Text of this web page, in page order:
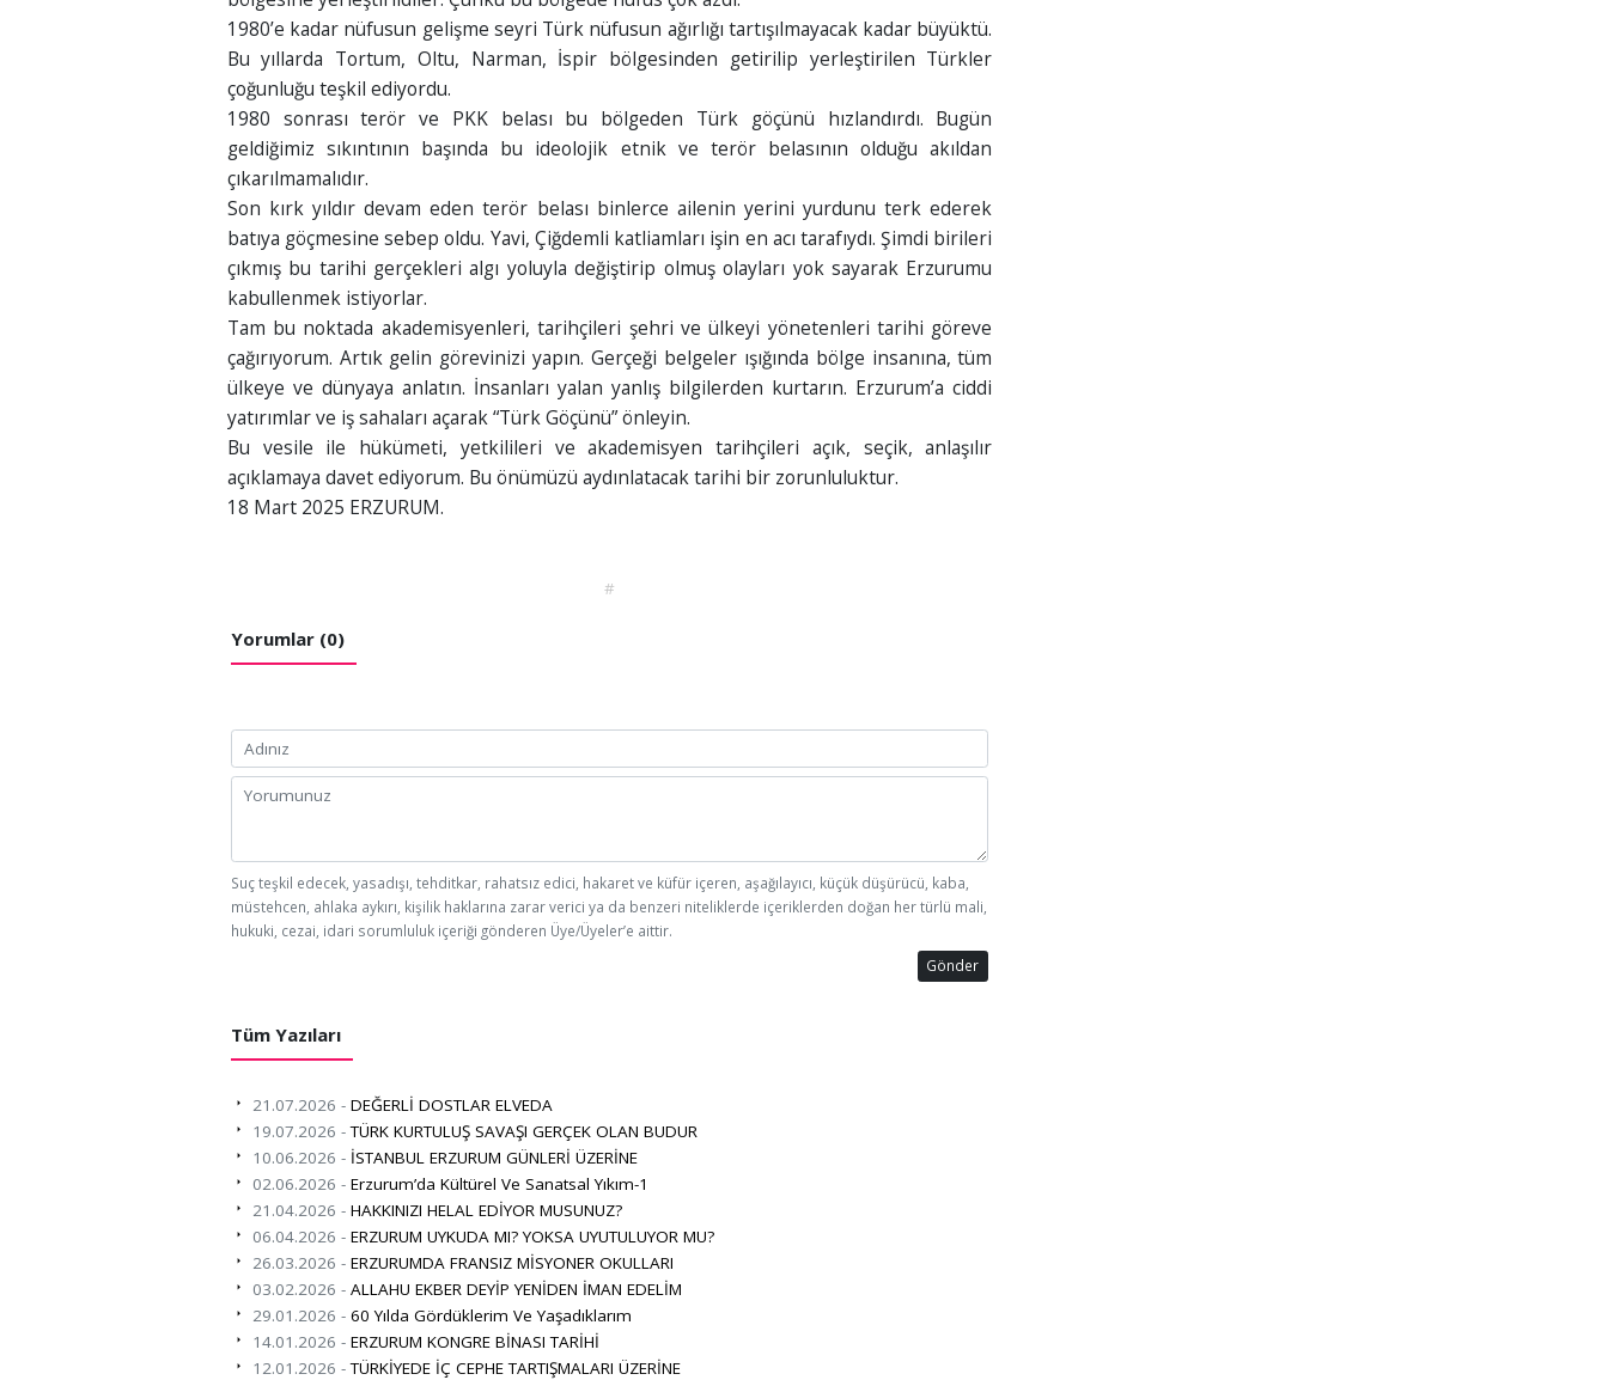
1980’e kadar nüfusun gelişme seyri Türk nüfusun ağırlığı tartışılmayacak kadar büyüktü.
Bu yıllarda Tortum, Oltu, Narman, İspir bölgesinden getirilip yerleştirilen Türkler
çoğunluğu teşkil ediyordu.
1980 sonrası terör ve PKK belası bu bölgeden Türk göçünü hızlandırdı. Bugün
geldiğimiz sıkıntının başında bu ideolojik etnik ve terör belasının olduğu akıldan
çıkarılmamalıdır.
Son kırk yıldır devam eden terör belası binlerce ailenin yerini yurdunu terk ederek
batıya göçmesine sebep oldu. Yavi, Çiğdemli katliamları işin en acı tarafıydı. Şimdi birileri
çıkmış bu tarihi gerçekleri algı yoluyla değiştirip olmuş olayları yok sayarak Erzurumu
kabullenmek istiyorlar.
Tam bu noktada akademisyenleri, tarihçileri şehri ve ülkeyi yönetenleri tarihi göreve
çağırıyorum. Artık gelin görevinizi yapın. Gerçeği belgeler ışığında bölge insanına, tüm
ülkeye ve dünyaya anlatın. İnsanları yalan yanlış bilgilerden kurtarın. Erzurum’a ciddi
yatırımlar ve iş sahaları açarak “Türk Göçünü” önleyin.
Bu vesile ile hükümeti, yetkilileri ve akademisyen tarihçileri açık, seçik, anlaşılır
açıklamaya davet ediyorum. Bu önümüzü aydınlatacak tarihi bir zorunluluktur.
18 Mart 2025 ERZURUM.
#
Yorumlar (0)
Suç teşkil edecek, yasadışı, tehditkar, rahatsız edici, hakaret ve küfür içeren, aşağılayıcı, küçük düşürücü, kaba,
müstehcen, ahlaka aykırı, kişilik haklarına zarar verici ya da benzeri niteliklerde içeriklerden doğan her türlü mali,
hukuki, cezai, idari sorumluluk içeriği gönderen Üye/Üyeler’e aittir.
Gönder
Tüm Yazıları
21.07.2026 - DEĞERLİ DOSTLAR ELVEDA
19.07.2026 -TÜRK KURTULUŞ SAVAŞI GERÇEK OLAN BUDUR
10.06.2026 - İSTANBUL ERZURUM GÜNLERİ ÜZERİNE
02.06.2026 - Erzurum’da Kültürel Ve Sanatsal Yıkım-1
21.04.2026 - HAKKINIZI HELAL EDİYOR MUSUNUZ?
06.04.2026 - ERZURUM UYKUDA MI? YOKSA UYUTULUYOR MU?
26.03.2026 - ERZURUMDA FRANSIZ MİSYONER OKULLARI
03.02.2026 - ALLAHU EKBER DEYİP YENİDEN İMAN EDELİM
29.01.2026 - 60 Yılda Gördüklerim Ve Yaşadıklarım
14.01.2026 - ERZURUM KONGRE BİNASI TARİHİ
12.01.2026 -TÜRKİYEDE İÇ CEPHE TARTIŞMALARI ÜZERİNE